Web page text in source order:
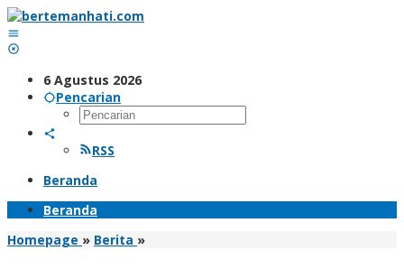
Lewati
ke
konten
6 Agustus 2026
Pencarian
RSS
Beranda
Beranda
Homepage » Berita »Siap